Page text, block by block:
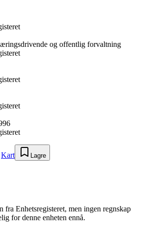
og offentlig forvaltning
Kart Lagre
fra Enhetsregisteret, men ingen regnskap
for denne enheten ennå.